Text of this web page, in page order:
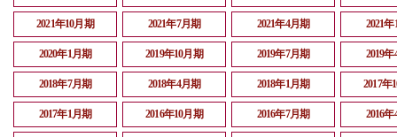
2021年10月期 2021年7月期 2021年4月期 2021
2020年1月期 2019年10月期 2019年7月期 2019
2018年7月期 2018年4月期 2018年1月期 2017年
2017年1月期 2016年10月期 2016年7月期 2016